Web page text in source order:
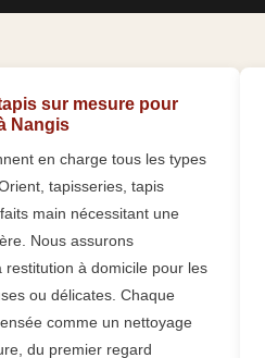
sur mesure pour
Nangis
en charge tous les types
tapisseries, tapis
main nécessitant une
Nous assurons
restitution à domicile pour les
ou délicates. Chaque
comme un nettoyage
du premier regard